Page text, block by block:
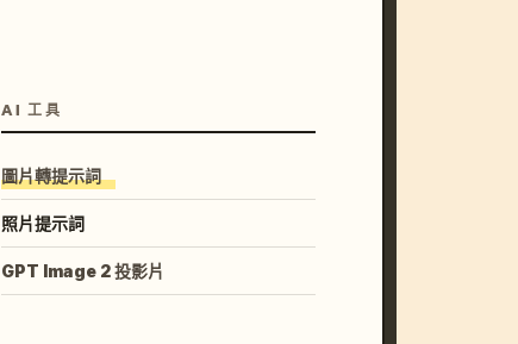
AI 工具
圖片轉提示詞
照片提示詞
GPT Image 2 投影片